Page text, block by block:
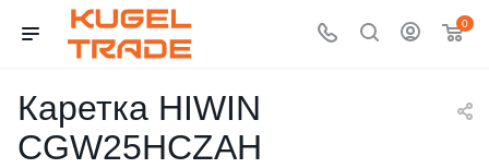
0
Каретка HIWIN
CGW25HCZAH